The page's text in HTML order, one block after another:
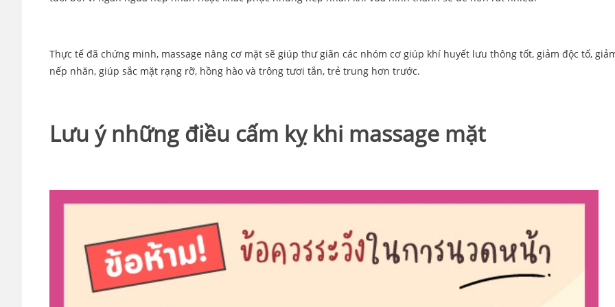
Thực tế đã chứng minh, massage nâng cơ mặt sẽ giúp thư giãn các nhóm cơ giúp khí huyết lưu thông tốt, giảm độc tố,
nếp nhăn, giúp sắc mặt rạng rỡ, hồng hào và trông tươi tắn, trẻ trung hơn trước.
Lưu ý những điều cấm kỵ khi massage mặt